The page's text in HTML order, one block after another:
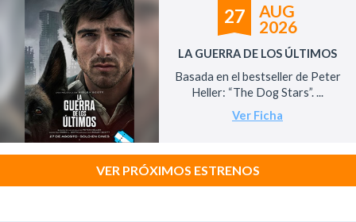
27
AUG
2026
LA GUERRA DE LOS ÚLTIMOS
Basada en el bestseller de Peter
Heller: “The Dog Stars”. ...
Ver Ficha
VER PRÓXIMOS ESTRENOS